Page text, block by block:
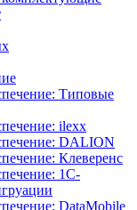
Типовые
ilexx
DALION
Клеверенс
1С-
DataMobile